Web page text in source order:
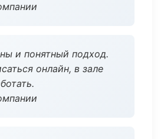
и понятный подход.
онлайн, в зале